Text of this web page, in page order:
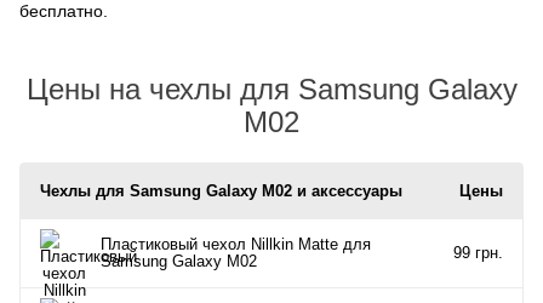
бесплатно.
Цены на чехлы для Samsung Galaxy
M02
Чехлы для Samsung Galaxy M02 и аксессуары Цены
Пластиковый чехол Nillkin Matte для
Samsung Galaxy M02
99 грн.